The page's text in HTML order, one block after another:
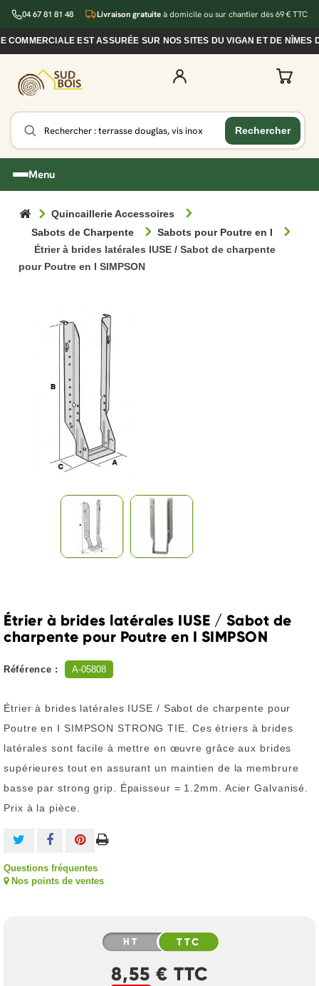
04 67 81 81 48 Livraison gratuite à domicile ou sur chantier dès 69 € TTC
EST ASSURÉE SUR NOS SITES DU VIGAN ET DE NÎMES
Menu
Quincaillerie Accessoires
Sabots de Charpente
Sabots pour Poutre en I
Étrier à brides latérales IUSE / Sabot de charpente
pour Poutre en I SIMPSON
Étrier à brides latérales IUSE / Sabot de
charpente pour Poutre en I SIMPSON
Référence : A-05808
Étrier à brides latérales IUSE / Sabot de charpente pour
Poutre en I SIMPSON STRONG TIE. Ces étriers à brides
latérales sont facile à mettre en œuvre grâce aux brides
supérieures tout en assurant un maintien de la membrure
basse par strong grip. Épaisseur = 1.2mm. Acier Galvanisé.
Prix à la pièce.
Questions fréquentes
Nos points de ventes
HT TTC
8,55 € TTC